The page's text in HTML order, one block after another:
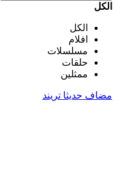
الكل
الكل
افلام
مسلسلات
حلقات
ممثلين
مضاف حديثا تريند